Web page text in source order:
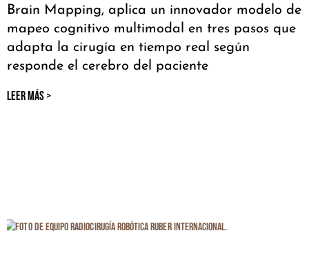
Brain Mapping, aplica un innovador modelo de
mapeo cognitivo multimodal en tres pasos que
adapta la cirugía en tiempo real según
responde el cerebro del paciente
LEER MÁS >